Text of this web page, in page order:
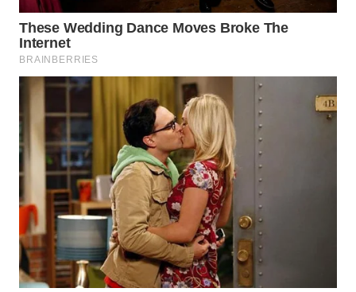
WAHANA
TV
WAHANANEWS
WAHANANEWS
CO ID
WAHANANEWS
WAHANA
SPORT